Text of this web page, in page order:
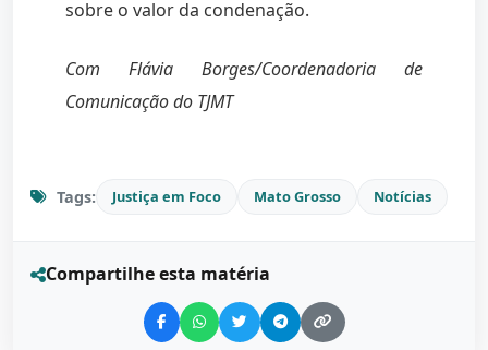
sobre o valor da condenação.
Com Flávia Borges/Coordenadoria de
Comunicação do TJMT
Tags: Justiça em Foco Mato Grosso Notícias
Compartilhe esta matéria